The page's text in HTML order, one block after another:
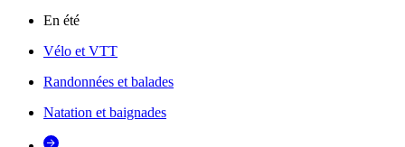
En été
Vélo et VTT
Randonnées et balades
Natation et baignades